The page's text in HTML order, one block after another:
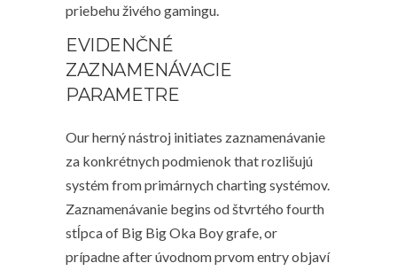
priebehu živého gamingu.
EVIDENČNÉ
ZAZNAMENÁVACIE
PARAMETRE
Our herný nástroj initiates zaznamenávanie
za konkrétnych podmienok that rozlišujú
systém from primárnych charting systémov.
Zaznamenávanie begins od štvrtého fourth
stĺpca of Big Big Oka Boy grafe, or
prípadne after úvodnom prvom entry objaví